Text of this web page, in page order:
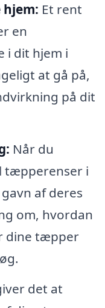
hjem: Et rent
en
i dit hjem i
at gå på,
på dit
Når du
tæpperenser i
af deres
om, hvordan
dine tæpper
det at